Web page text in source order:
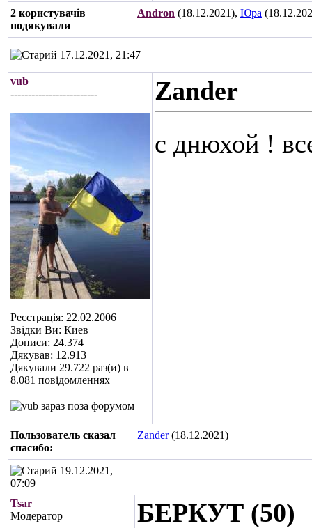
2 користувачів
подякували
Andron (18.12.2021), Юра
17.12.2021, 21:47
vub
-------------------------
Реєстрація: 22.02.2006
Звідки Ви: Киев
Дописи: 24.374
Дякував: 12.913
Дякували 29.722 раз(и) в
8.081 повідомленнях
Zander
с днюхой !
Пользователь сказал
cпасибо:
Zander(18.12.2021)
19.12.2021,
07:09
Tsar
Модератор
БЕРКУТ (50)